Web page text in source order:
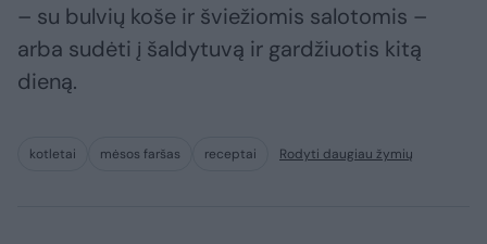
– su bulvių koše ir šviežiomis salotomis –
arba sudėti į šaldytuvą ir gardžiuotis kitą
dieną.
kotletai mėsos faršas receptai Rodyti daugiau žymių